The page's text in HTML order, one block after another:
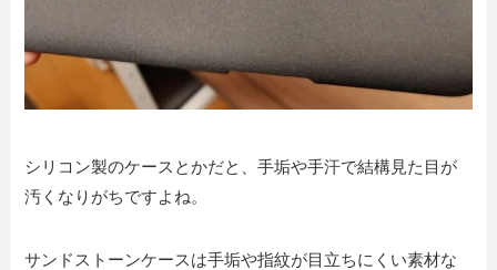
シリコン製のケースとかだと、手垢や手汗で結構見た目が
汚くなりがちですよね。
サンドストーンケースは手垢や指紋が目立ちにくい素材な